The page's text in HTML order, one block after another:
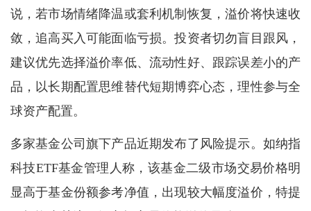
说，若市场情绪降温或套利机制恢复，溢价将快速收
敛，追高买入可能面临亏损。投资者切勿盲目跟风，
建议优先选择溢价率低、流动性好、跟踪误差小的产
品，以长期配置思维替代短期博弈心态，理性参与全
球资产配置。
多家基金公司旗下产品近期发布了风险提示。如纳指
科技ETF基金管理人称，该基金二级市场交易价格明
显高于基金份额参考净值，出现较大幅度溢价，特提
高温天气持续！请补充足够水
分。如感不适，立刻休息或求